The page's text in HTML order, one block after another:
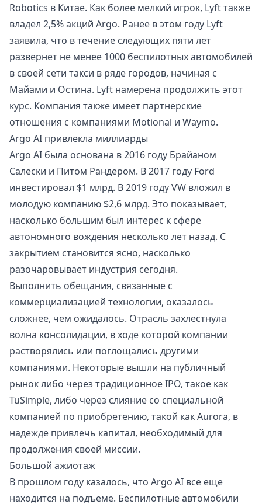
Robotics в Китае. Как более мелкий игрок, Lyft также
владел 2,5% акций Argo. Ранее в этом году Lyft
заявила, что в течение следующих пяти лет
развернет не менее 1000 беспилотных автомобилей
в своей сети такси в ряде городов, начиная с
Майами и Остина. Lyft намерена продолжить этот
курс. Компания также имеет партнерские
отношения с компаниями Motional и Waymo.
Argo AI привлекла миллиарды
Argo AI была основана в 2016 году Брайаном
Салески и Питом Рандером. В 2017 году Ford
инвестировал $1 млрд. В 2019 году VW вложил в
молодую компанию $2,6 млрд. Это показывает,
насколько большим был интерес к сфере
автономного вождения несколько лет назад. С
закрытием становится ясно, насколько
разочаровывает индустрия сегодня.
Выполнить обещания, связанные с
коммерциализацией технологии, оказалось
сложнее, чем ожидалось. Отрасль захлестнула
волна консолидации, в ходе которой компании
растворялись или поглощались другими
компаниями. Некоторые вышли на публичный
рынок либо через традиционное IPO, такое как
TuSimple, либо через слияние со специальной
компанией по приобретению, такой как Aurora, в
надежде привлечь капитал, необходимый для
продолжения своей миссии.
Большой ажиотаж
В прошлом году казалось, что Argo AI все еще
находится на подъеме. Беспилотные автомобили